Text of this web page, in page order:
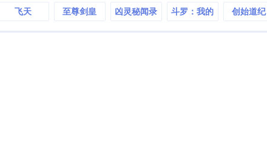
飞天 至尊剑皇 凶灵秘闻录
斗罗：我的
创始道纪